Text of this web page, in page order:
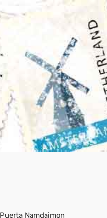
Puerta Namdaimon